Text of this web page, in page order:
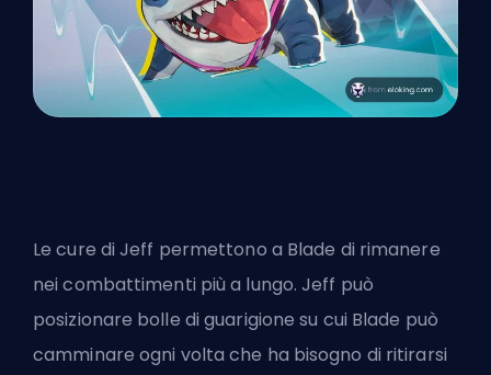
Le cure di Jeff permettono a Blade di rimanere
nei combattimenti più a lungo. Jeff può
posizionare bolle di guarigione su cui Blade può
camminare ogni volta che ha bisogno di ritirarsi